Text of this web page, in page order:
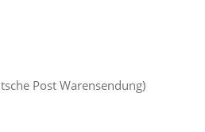
Post Warensendung)